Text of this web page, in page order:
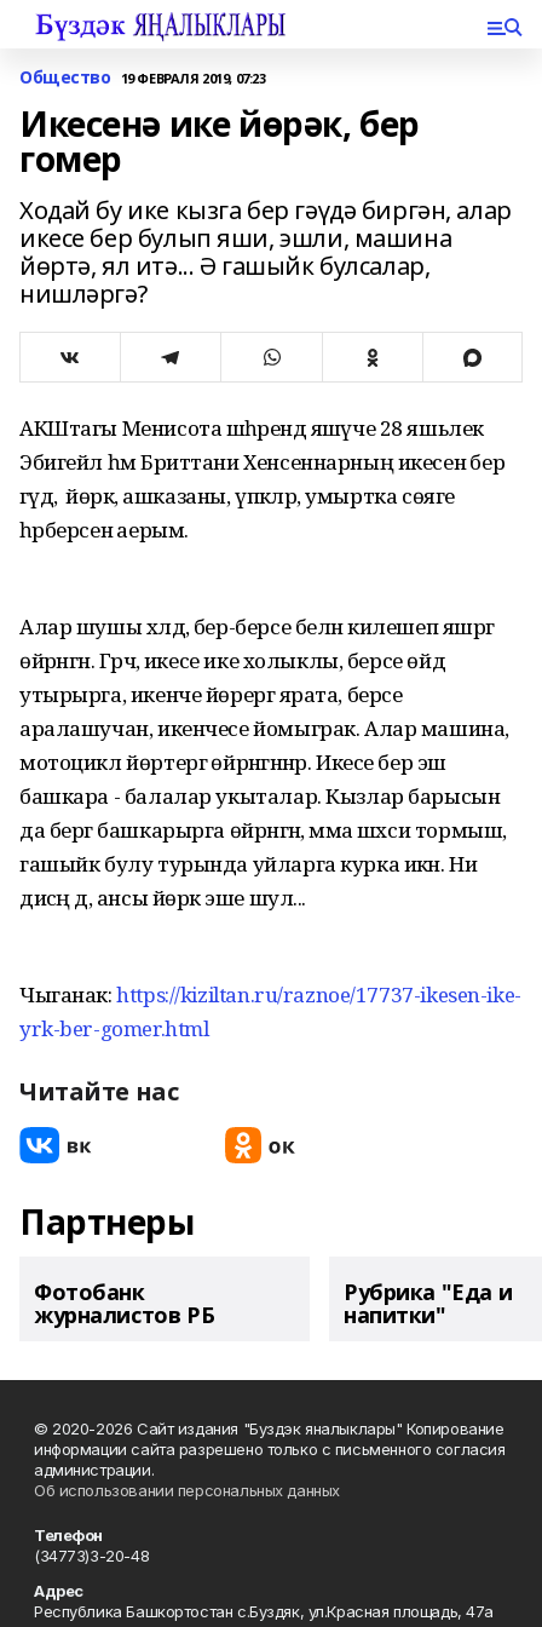
Общество 19 ФЕВРАЛЯ 2019, 07:23
Икесенә ике йөрәк, бер
гомер
Ходай бу ике кызга бер гәүдә биргән, алар
икесе бер булып яши, эшли, машина
йөртә, ял итә... Ә гашыйк булсалар,
нишләргә?
АКШтагы Менисота шәһәрендә яшәүче 28 яшьлек
Эбигейл һәм Бриттани Хенсеннарның икесенә бер
гәүдә, ә йөрәк, ашказаны, үпкәләр, умыртка сөяге
һәрберсенә аерым.
Алар шушы хәлдә, бер-берсе белән килешеп яшәргә
өйрәнгән. Гәрчә, икесе ике холыклы, берсе өйдә
утырырга, икенче йөрергә ярата, берсе
аралашучан, икенчесе йомыграк. Алар машина,
мотоцикл йөртергә өйрәнгәннәр. Икесе бер эш
башкара - балалар укыталар. Кызлар барысын
да бергә башкарырга өйрәнгән, әмма шәхси тормыш,
гашыйк булу турында уйларга курка икән. Ни
дисәң дә, ансы йөрәк эше шул...
Чыганак:https://kiziltan.ru/raznoe/17737-ikesen-ike-
yrk-ber-gomer.html
Читайте нас
Партнеры
Фотобанк
журналистов РБ
Рубрика "Еда и
напитки"
© 2020-2026 Сайт издания "Буздэк яналыклары" Копирование
информации сайта разрешено только с письменного согласия
администрации.
Об использовании персональных данных
Телефон
(34773)3-20-48
Адрес
Республика Башкортостан с.Буздяк, ул.Красная площадь, 47а